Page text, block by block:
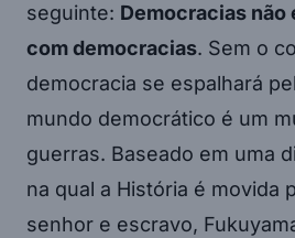
seguinte: Democracias não
com democracias. Sem o
democracia se espalhará
mundo democrático é um
guerras. Baseado em uma
na qual a História é movida
senhor e escravo,